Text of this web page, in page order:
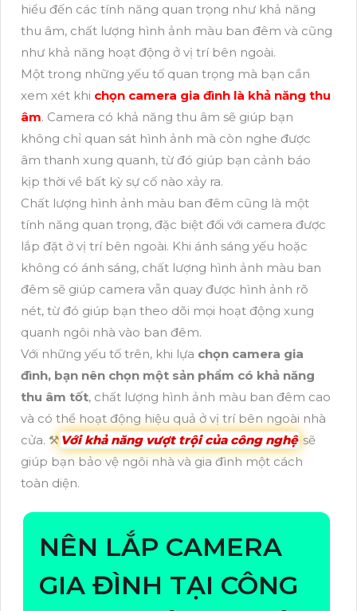
hiểu đến các tính năng quan trọng như khả năng
thu âm, chất lượng hình ảnh màu ban đêm và cũng
như khả năng hoạt động ở vị trí bên ngoài.
Một trong những yếu tố quan trọng mà bạn cần
xem xét khi chọn camera gia đình là khả năng thu
âm. Camera có khả năng thu âm sẽ giúp bạn
không chỉ quan sát hình ảnh mà còn nghe được
âm thanh xung quanh, từ đó giúp bạn cảnh báo
kịp thời về bất kỳ sự cố nào xảy ra.
Chất lượng hình ảnh màu ban đêm cũng là một
tính năng quan trọng, đặc biệt đối với camera được
lắp đặt ở vị trí bên ngoài. Khi ánh sáng yếu hoặc
không có ánh sáng, chất lượng hình ảnh màu ban
đêm sẽ giúp camera vẫn quay được hình ảnh rõ
nét, từ đó giúp bạn theo dõi mọi hoạt động xung
quanh ngôi nhà vào ban đêm.
Với những yếu tố trên, khi lựa chọn camera gia
đình, bạn nên chọn một sản phẩm có khả năng
thu âm tốt, chất lượng hình ảnh màu ban đêm cao
và có thể hoạt động hiệu quả ở vị trí bên ngoài nhà
cửa. ⚒ Với khả năng vượt trội của công nghệ sẽ
giúp bạn bảo vệ ngôi nhà và gia đình một cách
toàn diện.
NÊN LẮP CAMERA
GIA ĐÌNH TẠI CÔNG